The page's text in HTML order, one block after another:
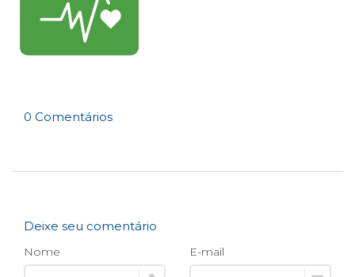
0 Comentários
Deixe seu comentário
Nome E-mail